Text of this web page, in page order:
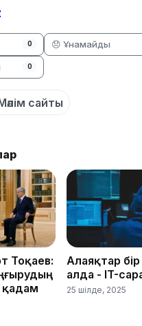
0 😞 Ұнамайды
0
сайты
Тоқаев:
қадам
Алаяқтар
алда - IT-
25 шілде, 2025